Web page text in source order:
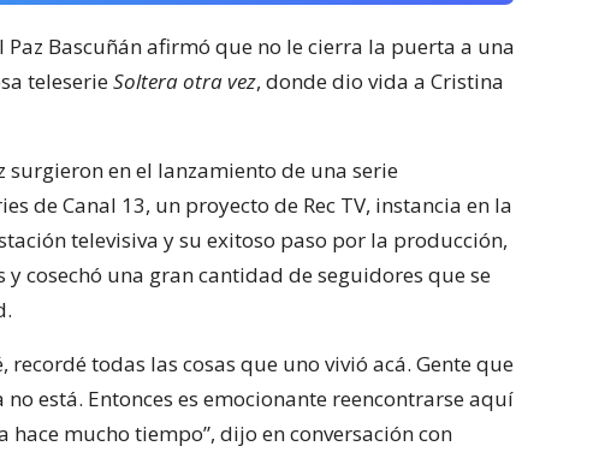
Bascuñán afirmó que no le cierra la puerta a una
teleserieSoltera otra vez, donde dio vida a Cristina
surgieron en el lanzamiento de una serie
de Canal 13, un proyecto de Rec TV, instancia en la
televisiva y su exitoso paso por la producción,
cosechó una gran cantidad de seguidores que se
recordé todas las cosas que uno vivió acá. Gente que
está. Entonces es emocionante reencontrarse aquí
hace mucho tiempo”, dijo en conversación con